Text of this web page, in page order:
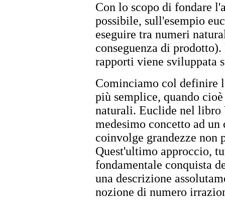
Con lo scopo di fondare
possibile, sull'esempio
eseguire tra numeri
conseguenza di
rapporti viene sviluppata
Cominciamo col definire
più semplice, quando
naturali. Euclide nel libro
medesimo concetto ad
coinvolge grandezze
Quest'ultimo approccio,
fondamentale conquista
una descrizione
nozione di numero